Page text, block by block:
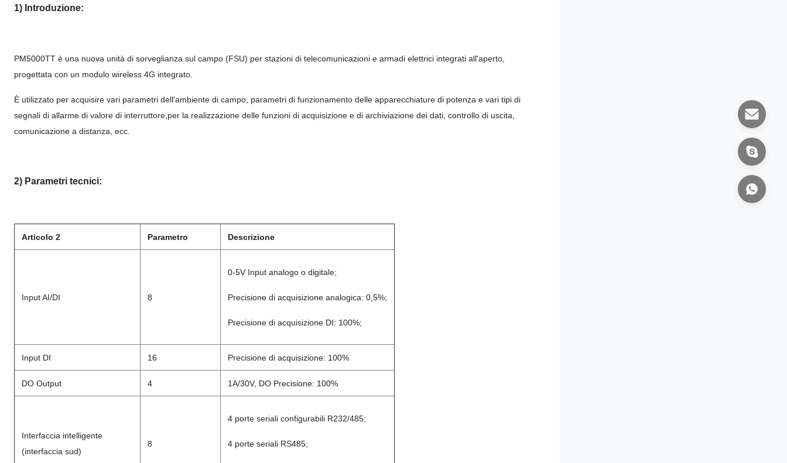
1) Introduzione:
PM5000TT è una nuova unità di sorveglianza sul campo (FSU) per stazioni di telecomunicazioni e armadi elettrici integrati all'aperto,
progettata con un modulo wireless 4G integrato.
È utilizzato per acquisire vari parametri dell'ambiente di campo, parametri di funzionamento delle apparecchiature di potenza e vari tipi di
segnali di allarme di valore di interruttore,per la realizzazione delle funzioni di acquisizione e di archiviazione dei dati, controllo di uscita,
comunicazione a distanza, ecc.
2) Parametri tecnici:
Articolo 2 Parametro Descrizione
Input AI/DI 8
0-5V Input analogo o digitale;
Precisione di acquisizione analogica: 0,5%;
Precisione di acquisizione DI: 100%;
Input DI 16 Precisione di acquisizione: 100%
DO Output 4 1A/30V, DO Precisione: 100%
Interfaccia intelligente
(interfaccia sud)
8
4 porte seriali configurabili R232/485;
4 porte seriali RS485;